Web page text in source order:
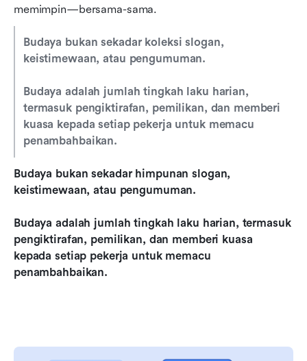
memimpin—bersama-sama.
Budaya bukan sekadar koleksi slogan,
keistimewaan, atau pengumuman.
Budaya adalah jumlah tingkah laku harian,
termasuk pengiktirafan, pemilikan, dan memberi
kuasa kepada setiap pekerja untuk memacu
penambahbaikan.
Budaya bukan sekadar himpunan slogan,
keistimewaan, atau pengumuman.
Budaya adalah jumlah tingkah laku harian, termasuk
pengiktirafan, pemilikan, dan memberi kuasa
kepada setiap pekerja untuk memacu
penambahbaikan.